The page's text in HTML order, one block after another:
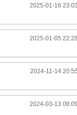
2025-01-16
2025-01-05
2024-11-14
2024-03-13